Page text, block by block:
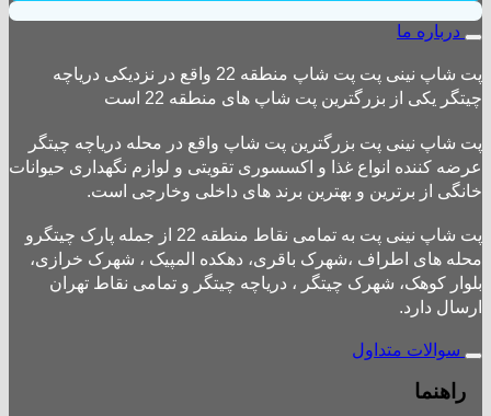
درباره ما
پت شاپ نینی پت پت شاپ منطقه 22 واقع در نزدیکی دریاچه
چیتگر یکی از بزرگترین پت شاپ های منطقه 22 است
پت شاپ نینی پت بزرگترین پت شاپ واقع در محله دریاچه چیتگر
عرضه کننده انواع غذا و اکسسوری تقویتی و لوازم نگهداری حیوانات
خانگی از برترین و بهترین برند های داخلی وخارجی است.
پت شاپ نینی پت به تمامی نقاط منطقه 22 از جمله پارک چیتگرو
محله های اطراف ،شهرک باقری، دهکده المپیک ، شهرک خرازی،
بلوار کوهک، شهرک چیتگر ، دریاچه چیتگر و تمامی نقاط تهران
ارسال دارد.
سوالات متداول
راهنما